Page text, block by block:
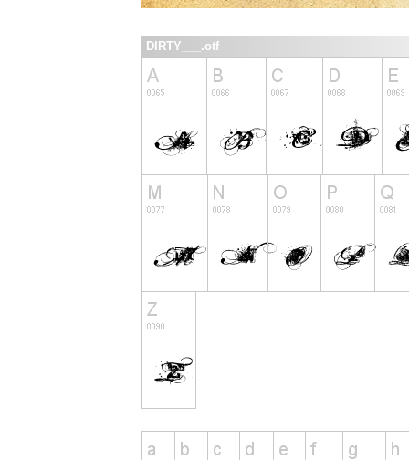
DIRTY___.otf